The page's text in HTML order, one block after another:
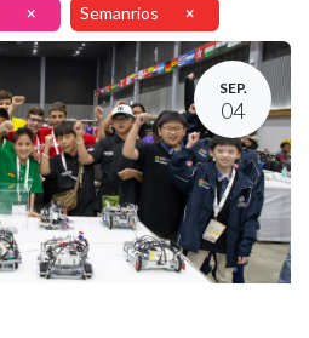
× Semanrios ×
SEP.
04